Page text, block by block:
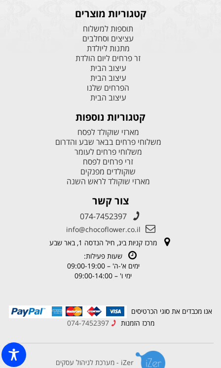
קטגוריות מוצרים
תוספות למשלוח
עציצים וסחלבים
מתנות ליולדת
זר פרחים ליום הולדת
עיצוב הבית
עיצוב הבית
הפרחים שלנו
עיצוב הבית
קטגוריות נוספות
מארזי שוקולד לפסח
משלוחי פרחים בבאר שבע והדרום
משלוחי פרחים לעומר
זרי פרחים לפסח
שוקולדים מפנקים
מארזי שוקולד לראש השנה
צור קשר
074-7452397
info@chocoflower.co.il
מרכז קניות ביג, חיל הנדסה 1, באר שבע
שעות פעילות:
ימים א'-ה' – 09:00-19:00
ימי ו' – 09:00-14:00
אנו מכבדים את סוגי הכרטיסים
מרכז הזמנות
074-7452397
iZer - מערכת לניהול עסקים